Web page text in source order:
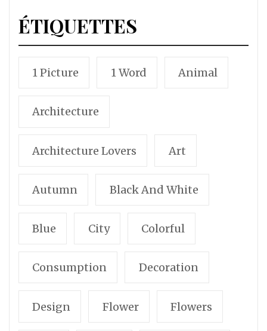
ÉTIQUETTES
1 Picture 1 Word Animal
Architecture
Architecture Lovers Art
Autumn Black And White
Blue City Colorful
Consumption Decoration
Design Flower Flowers